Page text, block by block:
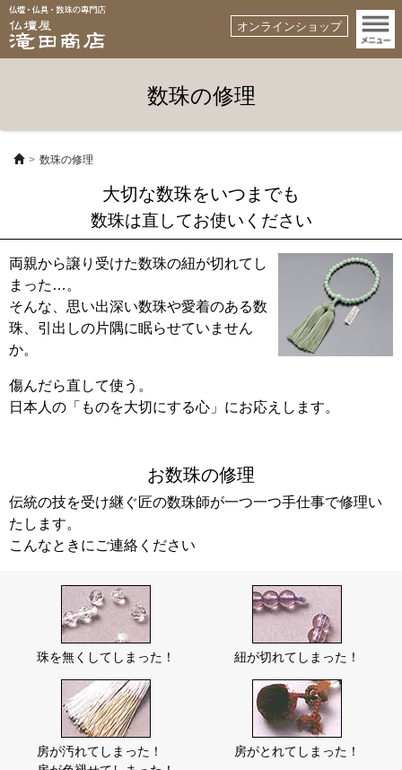
オンラインショップ
数珠の修理
数珠の修理
大切な数珠をいつまでも
数珠は直してお使いください
両親から譲り受けた数珠の紐が切れてし
まった…。
そんな、思い出深い数珠や愛着のある数
珠、引出しの片隅に眠らせていません
か。
傷んだら直して使う。
日本人の「ものを大切にする心」にお応えします。
お数珠の修理
伝統の技を受け継ぐ匠の数珠師が一つ一つ手仕事で修理い
たします。
こんなときにご連絡ください
珠を無くしてしまった！ 紐が切れてしまった！
房が汚れてしまった！
房がとれてしまった！